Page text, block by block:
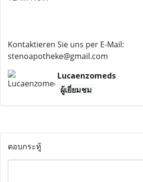
Kontaktieren Sie uns per E-Mail:
stenoapotheke@gmail.com
Lucaenzomeds
ผู้เยี่ยมชม
ตอบกระทู้